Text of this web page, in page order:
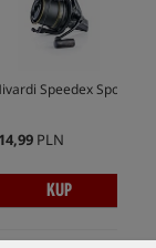
Speedex Spod
PLN
KUP